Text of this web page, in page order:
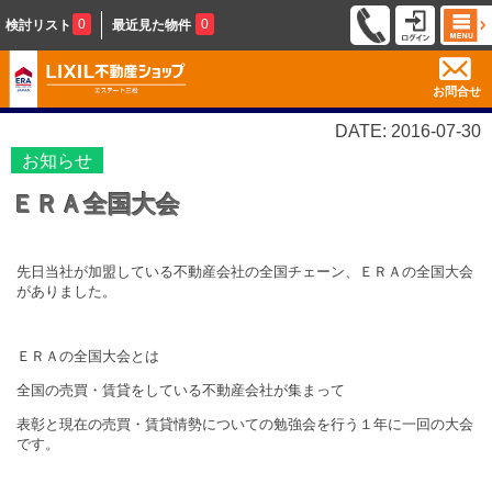
検討リスト 0 最近見た物件 0
お問合せ
DATE: 2016-07-30
お知らせ
ＥＲＡ全国大会
先日当社が加盟している不動産会社の全国チェーン、ＥＲＡの全国大会
がありました。
ＥＲＡの全国大会とは
全国の売買・賃貸をしている不動産会社が集まって
表彰と現在の売買・賃貸情勢についての勉強会を行う１年に一回の大会
です。